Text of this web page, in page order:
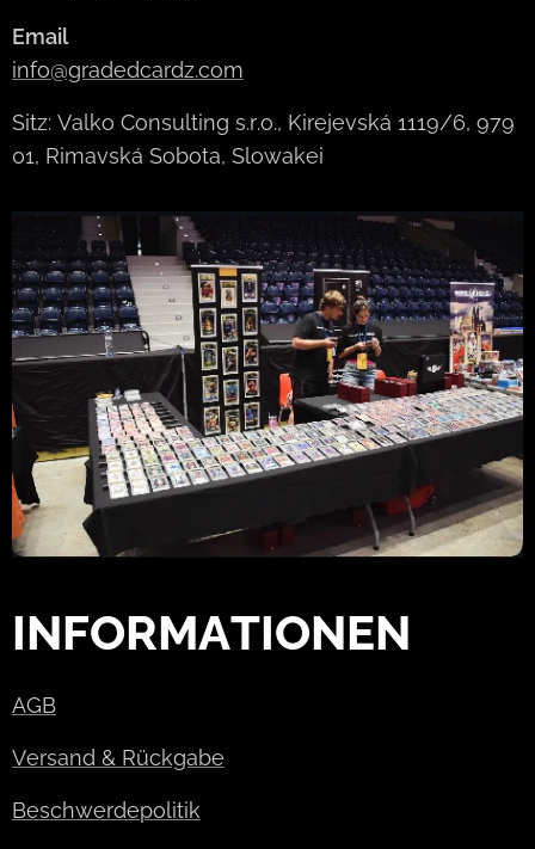
Email
info@gradedcardz.com
Sitz: Valko Consulting s.r.o., Kirejevská 1119/6, 979
01, Rimavská Sobota, Slowakei
INFORMATIONEN
AGB
Versand & Rückgabe
Beschwerdepolitik